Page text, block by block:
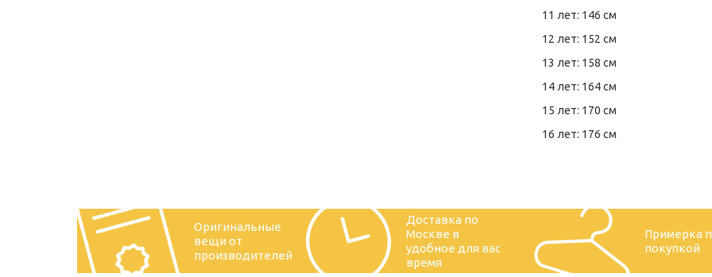
11 лет: 146 см
12 лет: 152 см
13 лет: 158 см
14 лет: 164 см
15 лет: 170 см
16 лет: 176 см
Оригинальные
вещи от
производителей
Доставка по
Москве в
удобное для вас
время
Примерка
покупкой